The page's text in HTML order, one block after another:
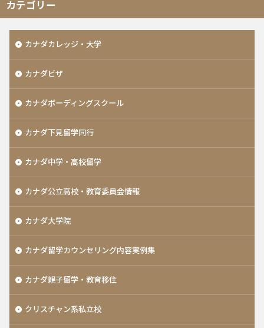
カテゴリー
カナダカレッジ・大学
カナダビザ
カナダボーディングスクール
カナダ下見留学同行
カナダ中学・高校留学
カナダ公立高校・教育委員会情報
カナダ大学院
カナダ留学カウンセリング内容実例集
カナダ親子留学・教育移住
クリスチャン系私立校